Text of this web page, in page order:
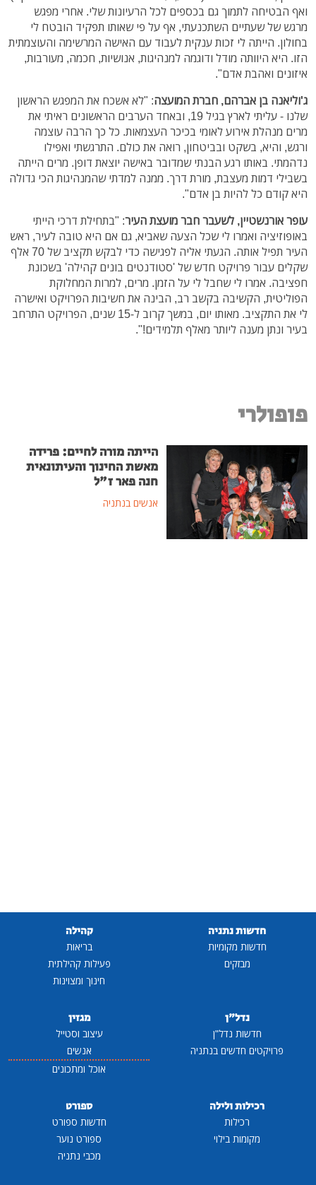
ואף הבטיחה לתמוך גם בכספים לכל הרעיונות שלי. אחרי מפגש
מרגש של שעתיים השתכנעתי, אף על פי שאותו תפקיד הובטח לי
בחולון. הייתה לי זכות ענקית לעבוד עם האישה המרשימה והעוצמתית
הזו. היא היוותה מודל ודוגמה למנהיגות, אנושיות, חכמה, מעורבות,
איזונים ואהבת אדם".
ג'וליאנה בן אברהם, חברת המועצה: "לא אשכח את המפגש הראשון
שלנו - עליתי לארץ בגיל 19, ובאחד הערבים הראשונים ראיתי את
מרים מנהלת אירוע לאומי בכיכר העצמאות. כל כך הרבה עוצמה
ורגש, והיא, בשקט ובביטחון, רואה את כולם. התרגשתי ואפילו
נדהמתי. באותו רגע הבנתי שמדובר באישה יוצאת דופן. מרים הייתה
בשבילי דמות מעצבת, מורת דרך. ממנה למדתי שהמנהיגות הכי גדולה
היא קודם כל להיות בן אדם".
עופר אורנשטיין, לשעבר חבר מועצת העיר: "בתחילת דרכי הייתי
באופוזיציה ואמרו לי שכל הצעה שאביא, גם אם היא טובה לעיר, ראש
העיר תפיל אותה. הגעתי אליה לפגישה כדי לבקש תקציב של 70 אלף
שקלים עבור פרויקט חדש של 'סטודנטים בונים קהילה' בשכונת
חפציבה. אמרו לי שחבל לי על הזמן. מרים, למרות המחלוקת
הפוליטית, הקשיבה בקשב רב, הבינה את חשיבות הפרויקט ואישרה
לי את התקציב. מאותו יום, במשך קרוב ל-15 שנים, הפרויקט התרחב
בעיר ונתן מענה ליותר מאלף תלמידים!".
פופולרי
הייתה מורה לחיים: פרידה
מאשת החינוך והעיתונאית
חנה פאר ז"ל
אנשים בנתניה
חדשות נתניה
חדשות מקומיות
מבזקים
קהילה
בריאות
פעילות קהילתית
חינוך ומצוינות
נדל"ן
חדשות נדל"ן
פרויקטים חדשים בנתניה
מגזין
עיצוב וסטייל
אנשים
אוכל ומתכונים
רכילות ולילה
רכילות
מקומות בילוי
ספורט
חדשות ספורט
ספורט נוער
מכבי נתניה